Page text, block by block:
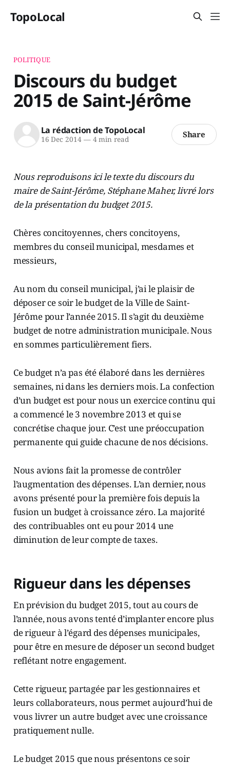
TopoLocal
POLITIQUE
Discours du budget
2015 de Saint-Jérôme
La rédaction de TopoLocal
16 Dec 2014 —4 min read Share
Nous reproduisons ici le texte du discours du
maire de Saint-Jérôme, Stéphane Maher, livré lors
de la présentation du budget 2015.
Chères concitoyennes, chers concitoyens,
membres du conseil municipal, mesdames et
messieurs,
Au nom du conseil municipal, j’ai le plaisir de
déposer ce soir le budget de la Ville de Saint-
Jérôme pour l’année 2015. Il s’agit du deuxième
budget de notre administration municipale. Nous
en sommes particulièrement fiers.
Ce budget n’a pas été élaboré dans les dernières
semaines, ni dans les derniers mois. La confection
d’un budget est pour nous un exercice continu qui
a commencé le 3 novembre 2013 et qui se
concrétise chaque jour. C’est une préoccupation
permanente qui guide chacune de nos décisions.
Nous avions fait la promesse de contrôler
l’augmentation des dépenses. L’an dernier, nous
avons présenté pour la première fois depuis la
fusion un budget à croissance zéro. La majorité
des contribuables ont eu pour 2014 une
diminution de leur compte de taxes.
Rigueur dans les dépenses
En prévision du budget 2015, tout au cours de
l’année, nous avons tenté d’implanter encore plus
de rigueur à l’égard des dépenses municipales,
pour être en mesure de déposer un second budget
reflétant notre engagement.
Cette rigueur, partagée par les gestionnaires et
leurs collaborateurs, nous permet aujourd’hui de
vous livrer un autre budget avec une croissance
pratiquement nulle.
Le budget 2015 que nous présentons ce soir